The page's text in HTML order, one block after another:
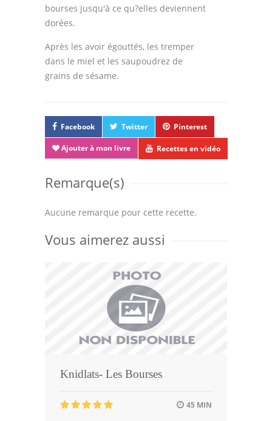
bourses jusqu'à ce qu?elles deviennent
dorées.
Après les avoir égouttés, les tremper
dans le miel et les saupoudrez de
grains de sésame.
Facebook Twitter Pinterest
Ajouter à mon livre Recettes en vidéo
Remarque(s)
Aucune remarque pour cette recette.
Vous aimerez aussi
Knidlats- Les Bourses
45 MIN